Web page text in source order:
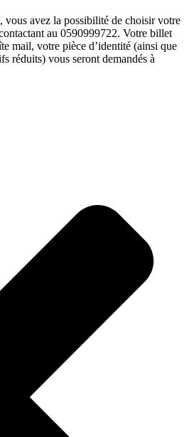
vous avez la possibilité de choisir votre
au 0590999722. Votre billet
mail, votre pièce d’identité (ainsi que
réduits) vous seront demandés à